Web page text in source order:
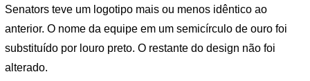
Senators teve um logotipo mais ou menos idêntico ao
anterior. O nome da equipe em um semicírculo de ouro foi
substituído por louro preto. O restante do design não foi
alterado.